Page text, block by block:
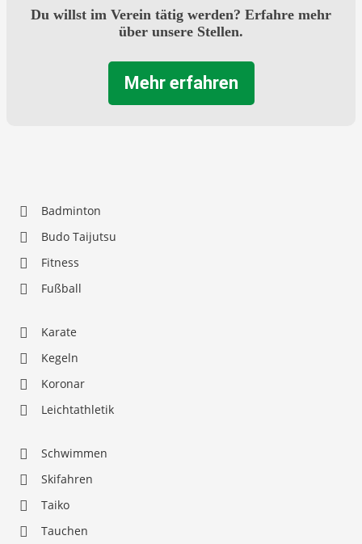
Du willst im Verein tätig werden? Erfahre mehr
über unsere Stellen.
Mehr erfahren
Badminton
Budo Taijutsu
Fitness
Fußball
Karate
Kegeln
Koronar
Leichtathletik
Schwimmen
Skifahren
Taiko
Tauchen